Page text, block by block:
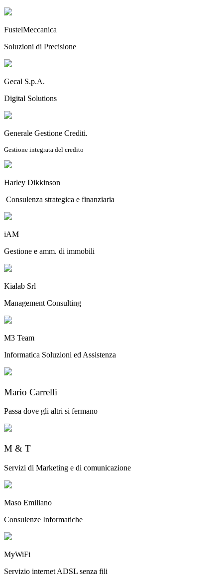
FustelMeccanica
Soluzioni di Precisione
Gecal S.p.A.
Digital Solutions
Generale Gestione Crediti.
Gestione integrata del credito
Harley Dikkinson
Consulenza strategica e finanziaria
iAM
Gestione e amm. di immobili
Kialab Srl
Management Consulting
M3 Team
Informatica Soluzioni ed Assistenza
Mario Carrelli
Passa dove gli altri si fermano
M & T
Servizi di Marketing e di comunicazione
Maso Emiliano
Consulenze Informatiche
MyWiFi
Servizio internet ADSL senza fili